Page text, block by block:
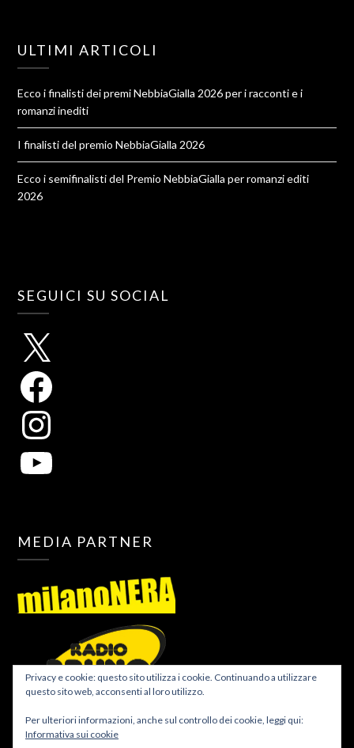
ULTIMI ARTICOLI
Ecco i finalisti dei premi NebbiaGialla 2026 per i racconti e i
romanzi inediti
I finalisti del premio NebbiaGialla 2026
Ecco i semifinalisti del Premio NebbiaGialla per romanzi editi
2026
SEGUICI SU SOCIAL
MEDIA PARTNER
Privacy e cookie: questo sito utilizza i cookie. Continuando a utilizzare
questo sito web, acconsenti al loro utilizzo.
Per ulteriori informazioni, anche sul controllo dei cookie, leggi qui:
Informativa sui cookie